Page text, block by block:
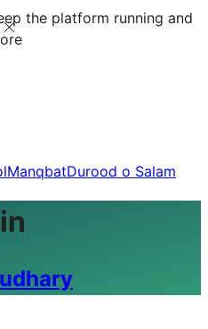
the platform running and
ManqbatDurood o Salam